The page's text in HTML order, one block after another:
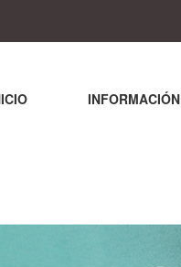
INFORMACIÓN